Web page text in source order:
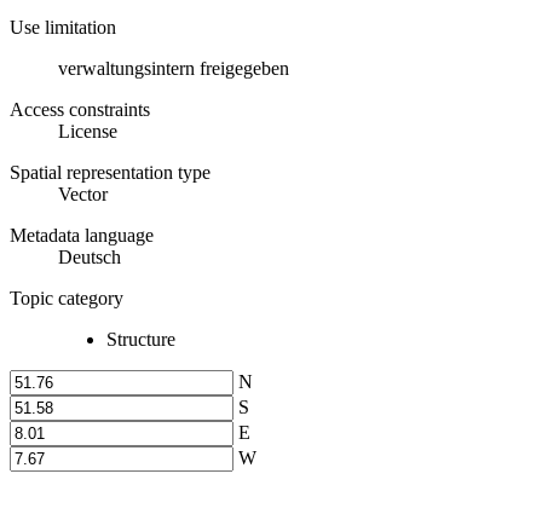
Use limitation
verwaltungsintern freigegeben
Access constraints
License
Spatial representation type
Vector
Metadata language
Deutsch
Topic category
Structure
N
S
E
W